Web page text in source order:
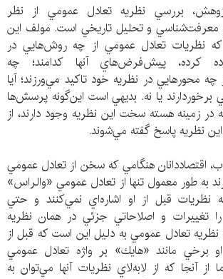
بررسي نظريه تعادل عمومي از نظر
و تحليل تاريخي است. مولف اين
كه نظريات تعادل عمومي از چه روش‌هايي در
كرده‌، پيش‌فرض‌هاي آنها كدامند؛ چه
چه محورهايي در نظريه خود تاكيد مي‌ورزند؛ آيا
برخوردارند يا نه. بديهي است اين‌گونه پرسش‌ها
زمينه هسته سخت اين نظريه وجود دارند، از
نظريه پاسخ گفته مي‌شوند.
اقتصاددانان هنگامي كه سخن از تعادل عمومي
به طور معمول تنها از تعادل عمومي «والراس»
قبل از او اشاره‌اي نمي‌كنند و حتي
تغييرات و اصلاحاتي جزئي در همان نظريه
نظريه تعادل عمومي به دليل اين است كه قبل از
برخي مانند «هايك» بر واژه تعادل عمومي
از آنجا كه از لابه‌لاي نظريات آنها مي‌توان به